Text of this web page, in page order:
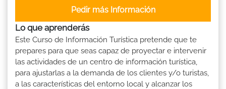
Pedir más Información
Lo que aprenderás
Este Curso de Información Turística pretende que te
prepares para que seas capaz de proyectar e intervenir
las actividades de un centro de información turística,
para ajustarlas a la demanda de los clientes y/o turistas,
a las características del entorno local y alcanzar los